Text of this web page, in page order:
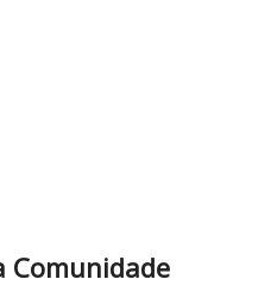
Comunidade